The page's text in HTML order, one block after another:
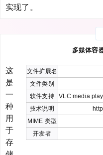
实现了。
多媒体容
文件扩展名
文件类别
软件支持
VLC media
技术说明
MIME 类型
开发者
这
是
一
种
用
于
存